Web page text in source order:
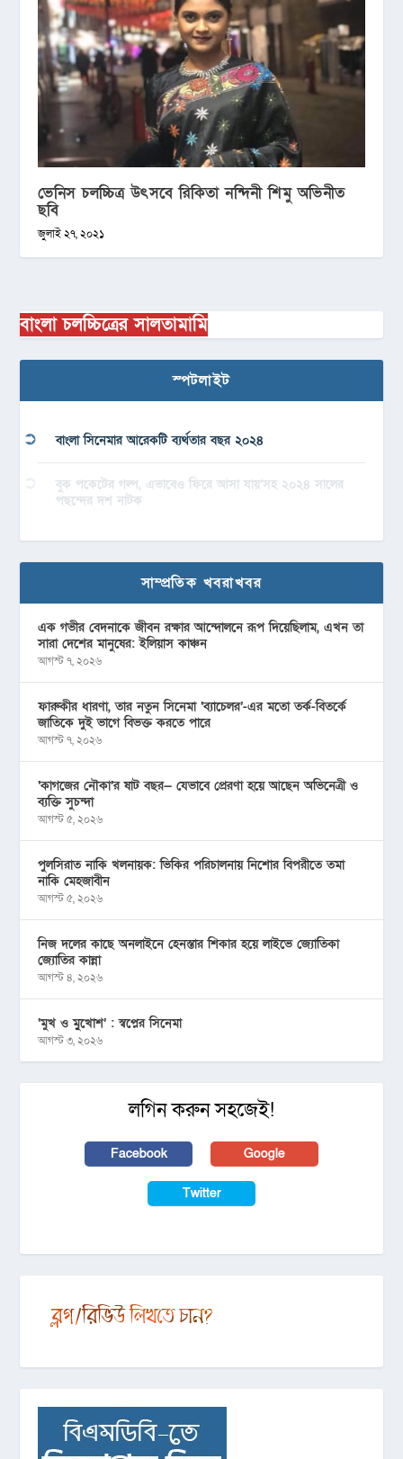
ভেনিস চলচ্চিত্র উৎসবে রিকিতা নন্দিনী শিমু অভিনীত
ছবি
জুলাই ২৭, ২০২১
বাংলা চলচ্চিত্রের সালতামামি
স্পটলাইট
বাংলা সিনেমার আরেকটি ব্যর্থতার বছর ২০২৪
বুক পকেটের গল্প, এভাবেও ফিরে আসা যায়’সহ ২০২৪ সালের
পছন্দের দশ নাটক
সাম্প্রতিক খবরাখবর
এক গভীর বেদনাকে জীবন রক্ষার আন্দোলনে রূপ দিয়েছিলাম, এখন তা
সারা দেশের মানুষের: ইলিয়াস কাঞ্চন
আগস্ট ৭, ২০২৬
ফারুকীর ধারণা, তার নতুন সিনেমা ‘ব্যাচেলর’-এর মতো তর্ক-বিতর্কে
জাতিকে দুই ভাগে বিভক্ত করতে পারে
আগস্ট ৭, ২০২৬
‘কাগজের নৌকা’র ষাট বছর— যেভাবে প্রেরণা হয়ে আছেন অভিনেত্রী ও
ব্যক্তি সুচন্দা
আগস্ট ৫, ২০২৬
পুলসিরাত নাকি খলনায়ক: ভিকির পরিচালনায় নিশোর বিপরীতে তমা
নাকি মেহজাবীন
আগস্ট ৫, ২০২৬
নিজ দলের কাছে অনলাইনে হেনস্তার শিকার হয়ে লাইভে জ্যোতিকা
জ্যোতির কান্না
আগস্ট ৪, ২০২৬
‘মুখ ও মু্খোশ’ : স্বপ্নের সিনেমা
আগস্ট ৩, ২০২৬
লগিন করুন সহজেই!
Facebook Google
Twitter